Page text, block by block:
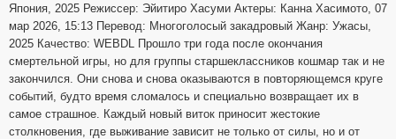
Япония, 2025 Режиссер: Эйитиро Хасуми Актеры: Канна Хасимото, 07
мар 2026, 15:13 Перевод: Многоголосый закадровый Жанр: Ужасы,
2025 Качество: WEBDL Прошло три года после окончания
смертельной игры, но для группы старшеклассников кошмар так и не
закончился. Они снова и снова оказываются в повторяющемся круге
событий, будто время сломалось и специально возвращает их в
самое страшное. Каждый новый виток приносит жестокие
столкновения, где выживание зависит не только от силы, но и от